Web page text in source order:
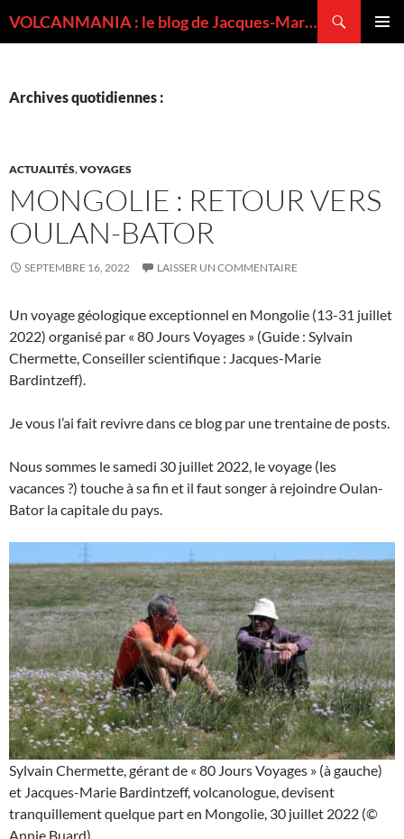
VOLCANMANIA : le blog de Jacques-Marie BARDINTZEFF, volcanologue
Archives quotidiennes :
ACTUALITÉS,VOYAGES
MONGOLIE : RETOUR VERS
OULAN-BATOR
SEPTEMBRE 16, 2022 LAISSER UN COMMENTAIRE
Un voyage géologique exceptionnel en Mongolie (13-31 juillet
2022) organisé par « 80 Jours Voyages » (Guide : Sylvain
Chermette, Conseiller scientifique : Jacques-Marie
Bardintzeff).
Je vous l’ai fait revivre dans ce blog par une trentaine de posts.
Nous sommes le samedi 30 juillet 2022, le voyage (les
vacances ?) touche à sa fin et il faut songer à rejoindre Oulan-
Bator la capitale du pays.
Sylvain Chermette, gérant de « 80 Jours Voyages » (à gauche)
et Jacques-Marie Bardintzeff, volcanologue, devisent
tranquillement quelque part en Mongolie, 30 juillet 2022 (©
Annie Buard).